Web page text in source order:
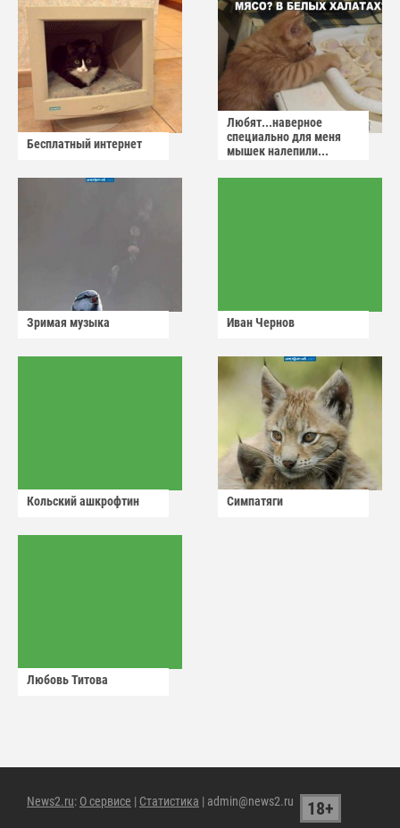
Бесплатный интернет
Любят...наверное
специально для меня
мышек налепили...
Зримая музыка Иван Чернов
Кольский ашкрофтин Симпатяги
Любовь Титова
News2.ru: О сервисе | Статистика | admin@news2.ru 18+